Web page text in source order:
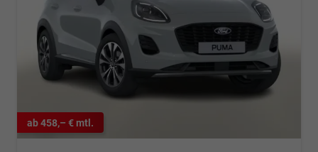
ab 458,– € mtl.